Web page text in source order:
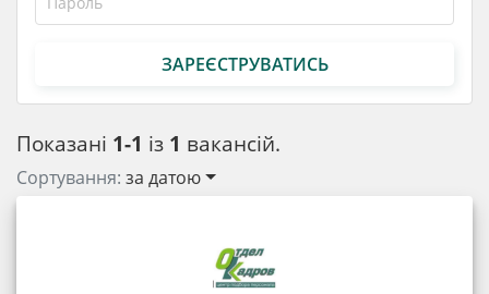
Показані 1-1 із 1 вакансій.
Сортування: за датою
ЗАРЕЄСТРУВАТИСЬ